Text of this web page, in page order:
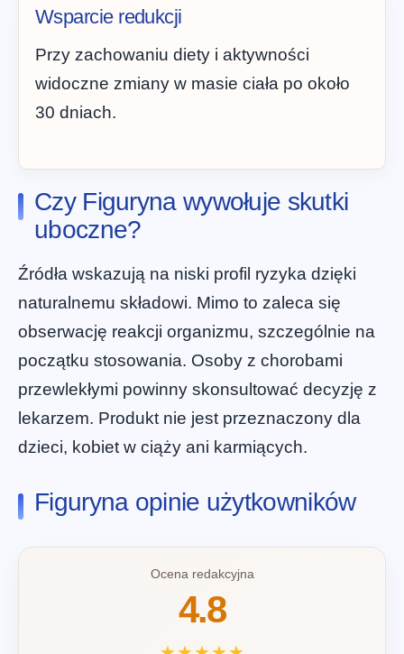
Wsparcie redukcji
Przy zachowaniu diety i aktywności
widoczne zmiany w masie ciała po około
30 dniach.
Czy Figuryna wywołuje skutki
uboczne?
Źródła wskazują na niski profil ryzyka dzięki
naturalnemu składowi. Mimo to zaleca się
obserwację reakcji organizmu, szczególnie na
początku stosowania. Osoby z chorobami
przewlekłymi powinny skonsultować decyzję z
lekarzem. Produkt nie jest przeznaczony dla
dzieci, kobiet w ciąży ani karmiących.
Figuryna opinie użytkowników
Ocena redakcyjna
4.8